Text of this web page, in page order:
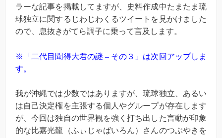
ラーな記事を掲載してますが、史料作成中たまたま琉
球独立に関するじわじわくるツイートを見かけました
ので、息抜きがてら調子に乗って言及します。
※「二代目聞得大君の謎 – その３」は次回アップしま
す。
我が沖縄では少数ではありますが、琉球独立、あるい
は自己決定権を主張する個人やグループが存在します
が、今回は独自の世界観を強く打ち出した言動が印象
的な比嘉光龍（ふぃじゃばいろん）さんのつぶやきを